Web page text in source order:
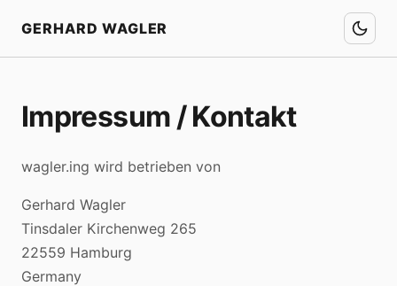
GERHARD WAGLER
Impressum / Kontakt
wagler.ing wird betrieben von
Gerhard Wagler
Tinsdaler Kirchenweg 265
22559 Hamburg
Germany